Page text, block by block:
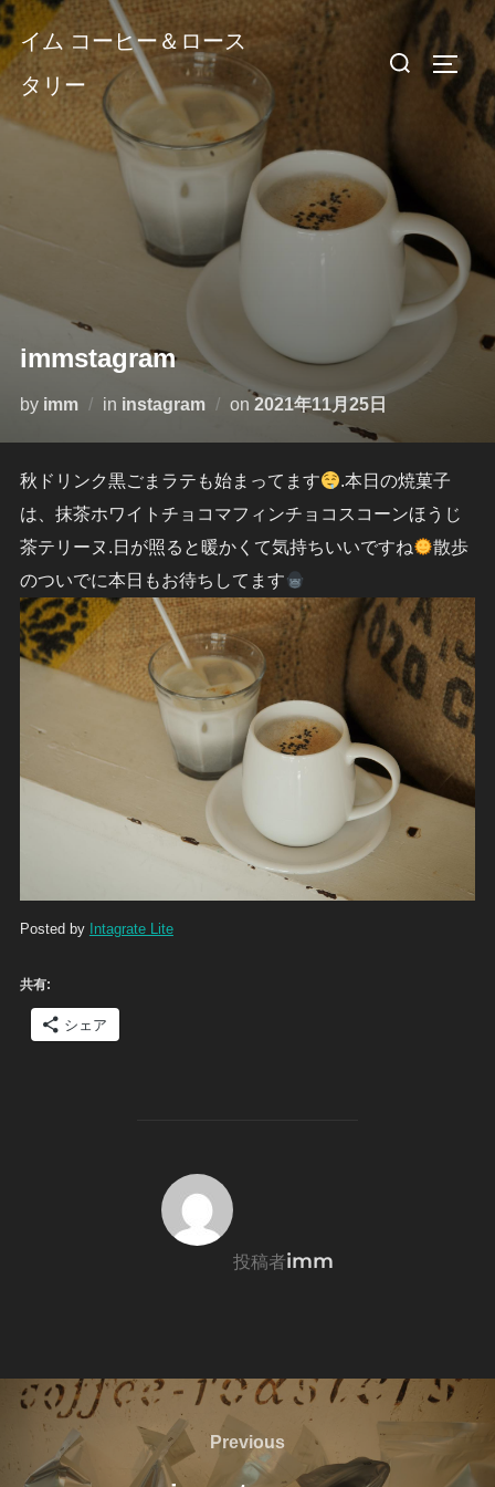
コ
ン
テ
キ
プ
イム コーヒー＆ロース
タリー
検
サイ
immstagram
by imm in instagram on 投
2021年11月25日
秋ドリンク黒ごまラテも始まってます
.本日の焼菓子
は、抹茶ホワイトチョコマフィンチョコスコーンほうじ
茶テリーヌ.日が照ると暖かくて気持ちいいですね
散歩
のついでに本日もお待ちしてます
Posted by Intagrate Lite
共有:
シェア
投稿者
投稿者imm
投
Previous
Previous